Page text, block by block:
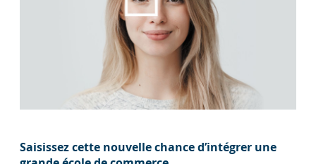
Saisissez cette nouvelle chance d’intégrer une